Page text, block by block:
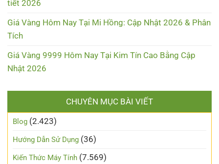
tiết 2026
Giá Vàng Hôm Nay Tại Mi Hồng: Cập Nhật 2026 & Phân
Tích
Giá Vàng 9999 Hôm Nay Tại Kim Tín Cao Bằng Cập
Nhật 2026
CHUYÊN MỤC BÀI VIẾT
Blog (2.423)
Hướng Dẫn Sử Dụng (36)
Kiến Thức Máy Tính (7.569)